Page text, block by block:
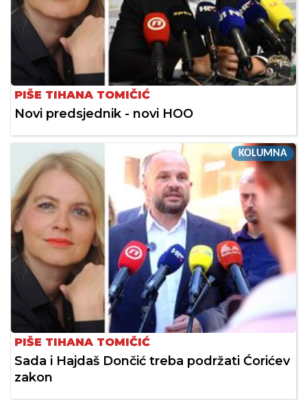
PIŠE TIHANA TOMIČIĆ
Novi predsjednik - novi HOO
KOLUMNA
PIŠE TIHANA TOMIČIĆ
Sada i Hajdaš Dončić treba podržati Ćorićev
zakon